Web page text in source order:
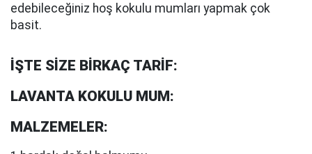
edebileceğiniz hoş kokulu mumları yapmak çok
basit.
İŞTE SİZE BİRKAÇ TARİF:
LAVANTA KOKULU MUM:
MALZEMELER: